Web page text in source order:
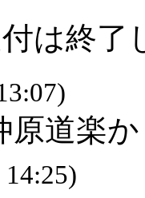
は終了
原道楽